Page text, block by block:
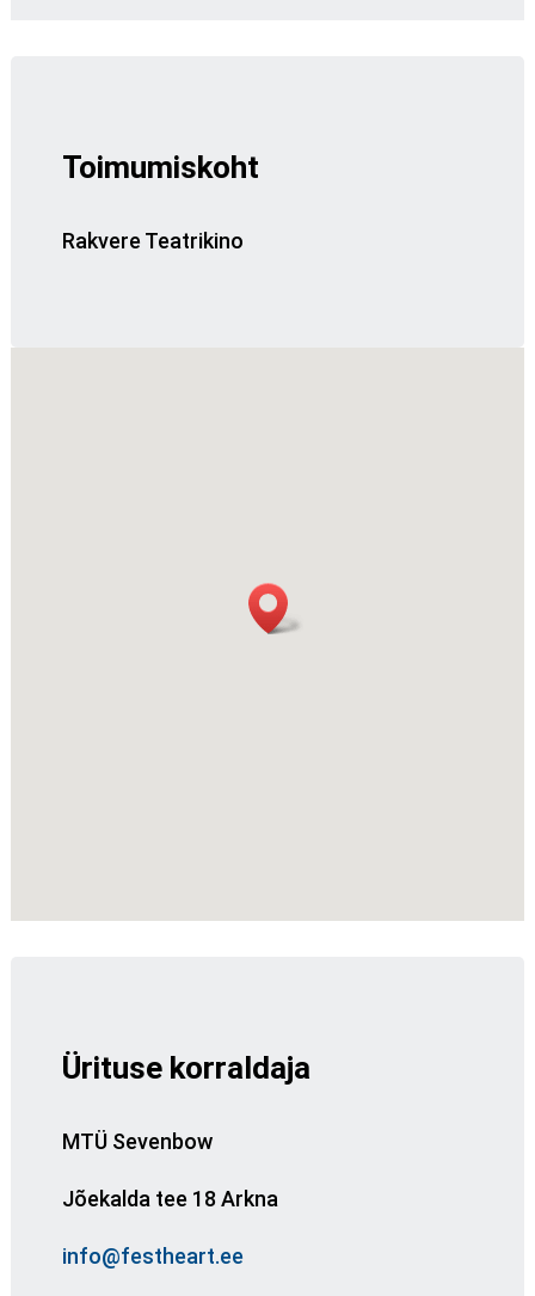
Toimumiskoht
Rakvere Teatrikino
Ürituse korraldaja
MTÜ Sevenbow
Jõekalda tee 18 Arkna
info@festheart.ee